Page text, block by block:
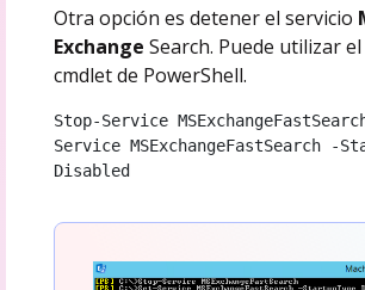
Otra opción es detener el servicio
Exchange Search. Puede utilizar
cmdlet de PowerShell.
Stop-Service
Service MSExchangeFastSearch -
Disabled